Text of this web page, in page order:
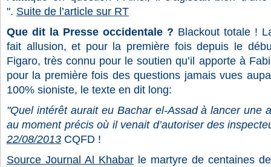
". Suite de l’article sur RT
Que dit la Presse occidentale ? Blackout totale !
fait allusion, et pour la première fois depuis le
Figaro, très connu pour le soutien qu’il apporte à
pour la première fois des questions jamais vues
100% sioniste, le texte en dit long:
"Quel intérêt aurait eu Bachar el-Assad à lancer une
au moment précis où il venait d’autoriser des
22/08/2013 CQFD !
Source Journal Al Khabar le martyre de centaines